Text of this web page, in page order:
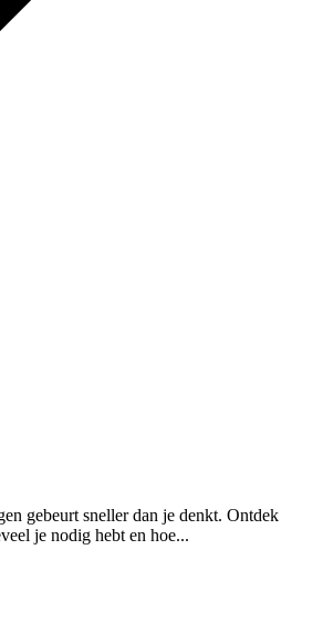
gebeurt sneller dan je denkt. Ontdek
je nodig hebt en hoe...